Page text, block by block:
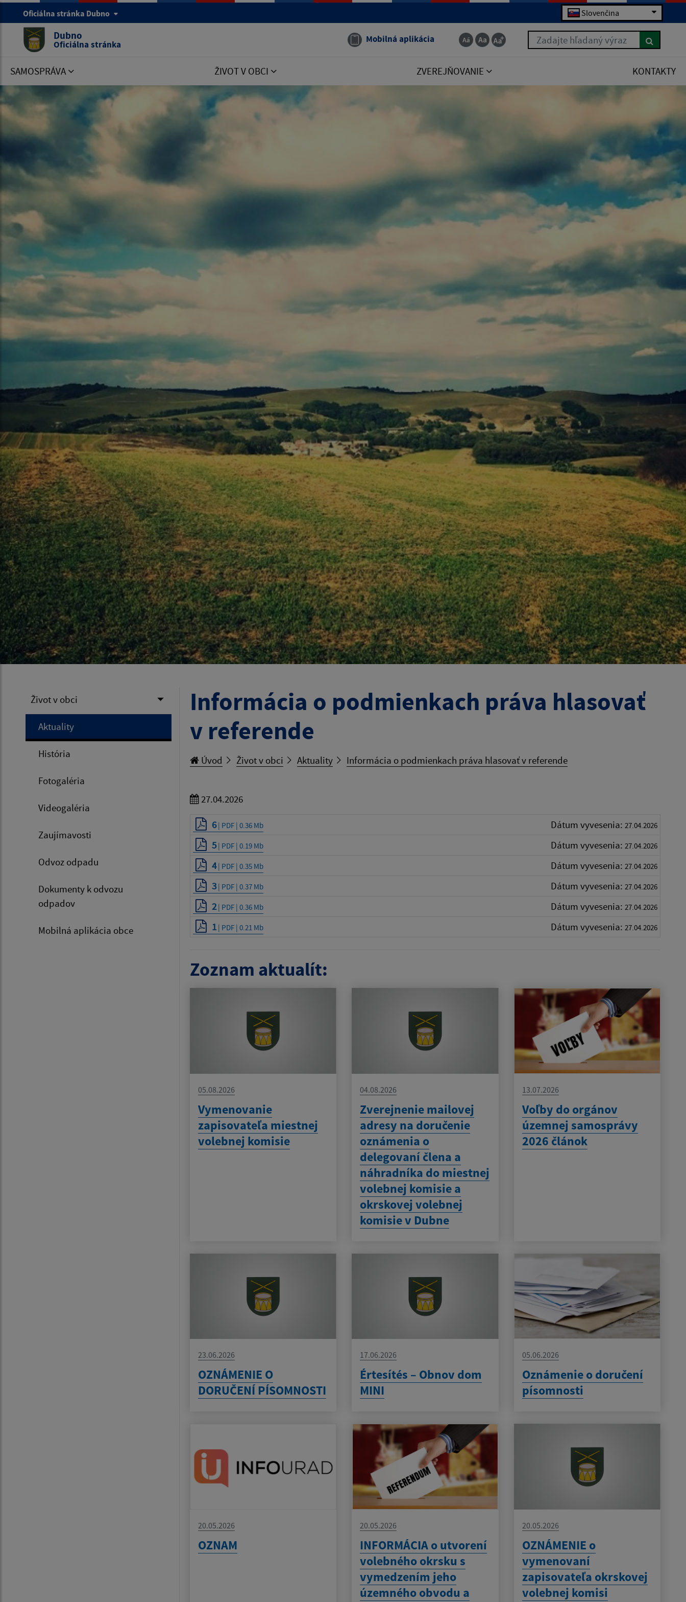
Oficiálna stránka Dubno Slovenčina
Dubno
Oficiálna stránka Mobilná aplikácia Zadajte hľadaný výraz
SAMOSPRÁVA ŽIVOT V OBCI ZVEREJŇOVANIE KONTAKTY
Život v obci
Aktuality
História
Fotogaléria
Videogaléria
Zaujímavosti
Odvoz odpadu
Dokumenty k odvozu
odpadov
Mobilná aplikácia obce
Informácia o podmienkach práva hlasovať
v referende
Úvod Život v obci Aktuality Informácia o podmienkach práva hlasovať v referende
27.04.2026
6| PDF | 0.36 Mb Dátum vyvesenia: 27.04.2026
5| PDF | 0.19 Mb Dátum vyvesenia: 27.04.2026
4| PDF | 0.35 Mb Dátum vyvesenia: 27.04.2026
3| PDF | 0.37 Mb Dátum vyvesenia: 27.04.2026
2| PDF | 0.36 Mb Dátum vyvesenia: 27.04.2026
1| PDF | 0.21 Mb Dátum vyvesenia: 27.04.2026
Zoznam aktualít:
05.08.2026
Vymenovanie
zapisovateľa miestnej
volebnej komisie
04.08.2026
Zverejnenie mailovej
adresy na doručenie
oznámenia o
delegovaní člena a
náhradníka do miestnej
volebnej komisie a
okrskovej volebnej
komisie v Dubne
13.07.2026
Voľby do orgánov
územnej samosprávy
2026 článok
23.06.2026
OZNÁMENIE O
DORUČENÍ PÍSOMNOSTI
17.06.2026
Értesítés – Obnov dom
MINI
05.06.2026
Oznámenie o doručení
písomnosti
20.05.2026
OZNAM
20.05.2026
INFORMÁCIA o utvorení
volebného okrsku s
vymedzením jeho
územného obvodu a
20.05.2026
OZNÁMENIE o
vymenovaní
zapisovateľa okrskovej
volebnej komisi